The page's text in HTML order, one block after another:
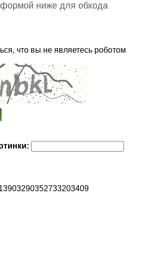
формой ниже для обхода
что вы не являетесь роботом